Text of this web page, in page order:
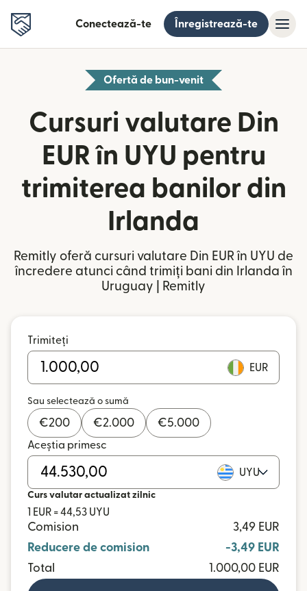
Conectează-te Înregistrează-te
Ofertă de bun-venit
Cursuri valutare Din
EUR în UYU pentru
trimiterea banilor din
Irlanda
Remitly oferă cursuri valutare Din EUR în UYU de
încredere atunci când trimiți bani din Irlanda în
Uruguay | Remitly
Trimiteți
EUR
Sau selectează o sumă
€200 €2.000 €5.000
Aceștia primesc
UYU
Curs valutar actualizat zilnic
1 EUR = 44,53 UYU
Comision
3,49 EUR
Reducere de comision
-3,49 EUR
Total
1.000,00 EUR